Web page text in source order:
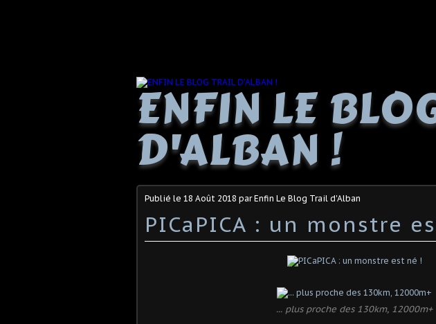
ENFIN LE
D'ALBAN !
Publié le 18 Août 2018 par Enfin Le Blog Trail d'Alban
PICaPICA : un monstre
... plus proche des 130km, 12000m+